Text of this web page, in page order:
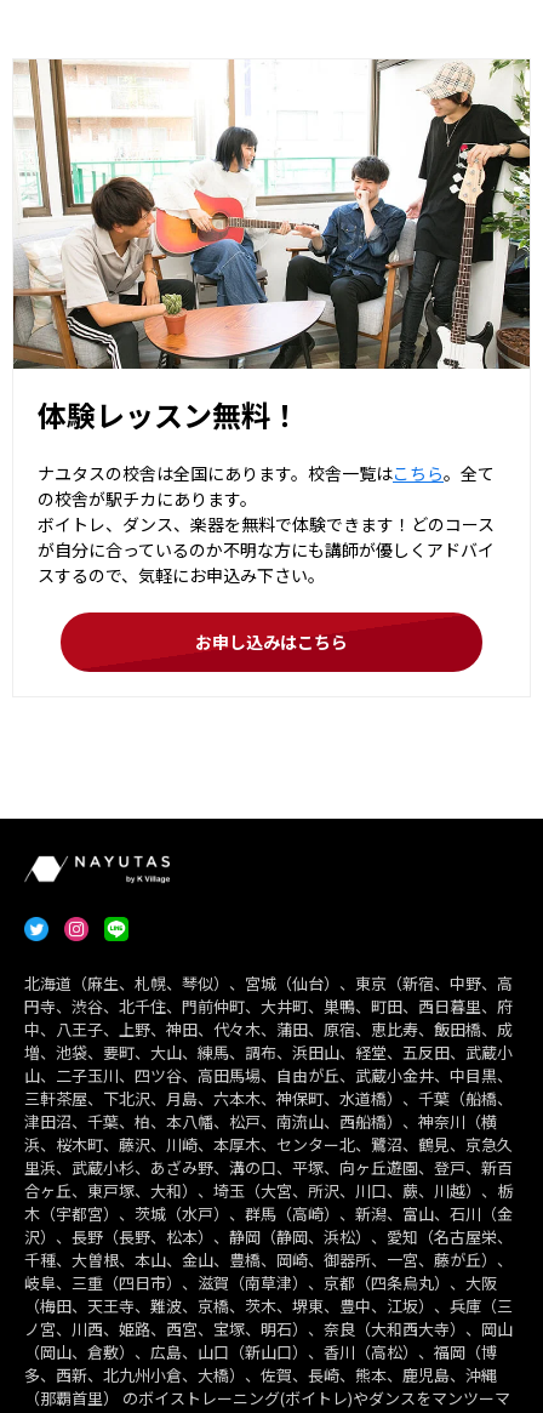
体験レッスン無料！
ナユタスの校舎は全国にあります。校舎一覧はこちら。全て
の校舎が駅チカにあります。
ボイトレ、ダンス、楽器を無料で体験できます！どのコース
が自分に合っているのか不明な方にも講師が優しくアドバイ
スするので、気軽にお申込み下さい。
お申し込みはこちら
北海道（麻生、札幌、琴似）、宮城（仙台）、東京（新宿、中野、高
円寺、渋谷、北千住、門前仲町、大井町、巣鴨、町田、西日暮里、府
中、八王子、上野、神田、代々木、蒲田、原宿、恵比寿、飯田橋、成
増、池袋、要町、大山、練馬、調布、浜田山、経堂、五反田、武蔵小
山、二子玉川、四ツ谷、高田馬場、自由が丘、武蔵小金井、中目黒、
三軒茶屋、下北沢、月島、六本木、神保町、水道橋）、千葉（船橋、
津田沼、千葉、柏、本八幡、松戸、南流山、西船橋）、神奈川（横
浜、桜木町、藤沢、川崎、本厚木、センター北、鷺沼、鶴見、京急久
里浜、武蔵小杉、あざみ野、溝の口、平塚、向ヶ丘遊園、登戸、新百
合ヶ丘、東戸塚、大和）、埼玉（大宮、所沢、川口、蕨、川越）、栃
木（宇都宮）、茨城（水戸）、群馬（高崎）、新潟、富山、石川（金
沢）、長野（長野、松本）、静岡（静岡、浜松）、愛知（名古屋栄、
千種、大曽根、本山、金山、豊橋、岡崎、御器所、一宮、藤が丘）、
岐阜、三重（四日市）、滋賀（南草津）、京都（四条烏丸）、大阪
（梅田、天王寺、難波、京橋、茨木、堺東、豊中、江坂）、兵庫（三
ノ宮、川西、姫路、西宮、宝塚、明石）、奈良（大和西大寺）、岡山
（岡山、倉敷）、広島、山口（新山口）、香川（高松）、福岡（博
多、西新、北九州小倉、大橋）、佐賀、長崎、熊本、鹿児島、沖縄
（那覇首里） のボイストレーニング(ボイトレ)やダンスをマンツーマ